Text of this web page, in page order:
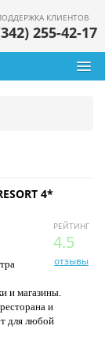
КЛИЕНТОВ
255-42-17
4*
РЕЙТИНГ
4.5
отзывы
и магазины.
и
для любой